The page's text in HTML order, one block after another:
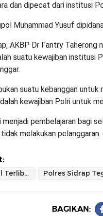
dan dipecat dari institusi
Muhammad Yusuf
AKBP Dr Fantry
suatu kewajiban institusi
suatu kebanggan
kewajiban Polri untuk
menjadi pembelajaran bagi
melakukan pelanggaran.
Dua Personil Terlibat Narkoba Resmi Dipecat Polres Sidrap
BAGIKAN: